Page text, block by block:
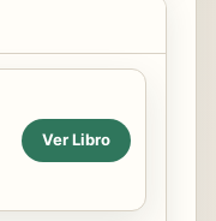
Ver Libro